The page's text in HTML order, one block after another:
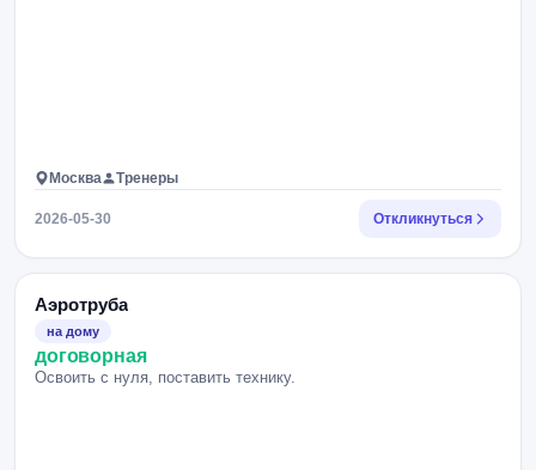
Москва Тренеры
2026-05-30 Откликнуться
Аэротруба
на дому
договорная
Освоить с нуля, поставить технику.